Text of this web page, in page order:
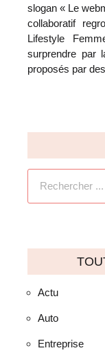
slogan « Le
collaboratif
Lifestyle
surprendre par
proposés par
Actu
Auto
Entreprise